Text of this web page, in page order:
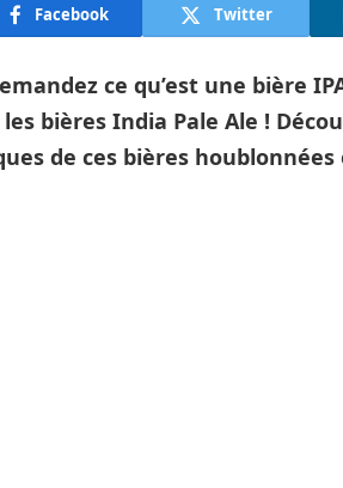
Facebook Twitter
ce qu’est une bière
bières India Pale Ale !
de ces bières